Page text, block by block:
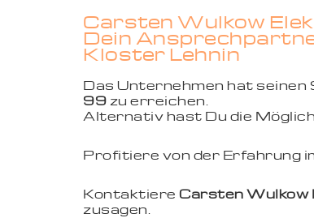
Carsten Wulkow
Dein
Kloster Lehnin
Das Unternehmen hat seinen
99 zu erreichen.
Alternativ hast Du die
Profitiere von der Erfahrung
Kontaktiere Carsten
zusagen.